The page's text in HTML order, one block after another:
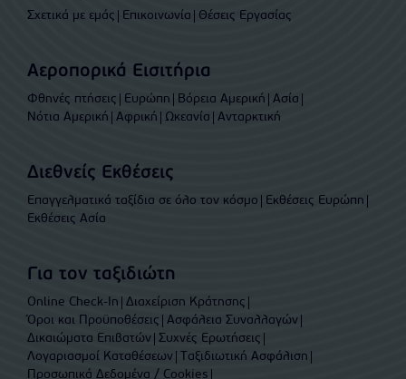
Σχετικά με εμάς Επικοινωνία Θέσεις Εργασίας
Αεροπορικά Εισιτήρια
Φθηνές πτήσεις Ευρώπη Βόρεια Αμερική Ασία
Νότια Αμερική Αφρική Ωκεανία Ανταρκτική
Διεθνείς Εκθέσεις
Επαγγελματικά ταξίδια σε όλο τον κόσμο
Εκθέσεις Ευρώπη
Εκθέσεις Ασία
Για τον ταξιδιώτη
Online Check-In Διαχείριση Κράτησης
Όροι και Προϋποθέσεις Ασφάλεια Συναλλαγών
Δικαιώματα Επιβατών Συχνές Ερωτήσεις
Λογαριασμοί Καταθέσεων
Ταξιδιωτική Ασφάλιση
Προσωπικά Δεδομένα / Cookies